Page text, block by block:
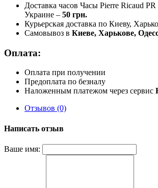
Доставка часов Часы Pierre Ricaud
Украине – 50 грн.
Курьерская доставка по Киеву,
Самовывоз в Киеве, Харькове,
Оплата:
Оплата при получении
Предоплата по безналу
Наложенным платежом через сервис
Отзывов (0)
Написать отзыв
Ваше имя: